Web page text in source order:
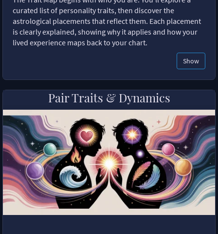
curated list of personality traits, then discover the
astrological placements that reflect them. Each placement
is clearly explained, showing why it applies and how your
lived experience maps back to your chart.
Show
Pair Traits & Dynamics